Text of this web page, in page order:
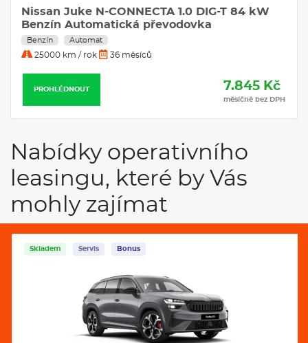
Nissan Juke N-CONNECTA 1.0 DIG-T 84 kW
Benzín Automatická převodovka
Benzín Automat
25000 km / rok 36 měsíců
PROHLÉDNOUT 7.845 Kč
měsíčně bez DPH
Nabídky operativního
leasingu, které by Vás
mohly zajímat
Skladem Servis Bonus